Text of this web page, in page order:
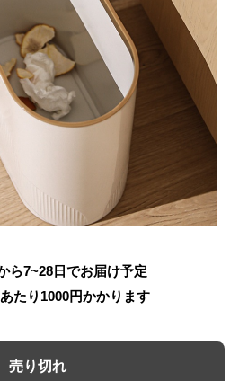
ら7~28日でお届け予定
たり 1000円かかります
売り切れ